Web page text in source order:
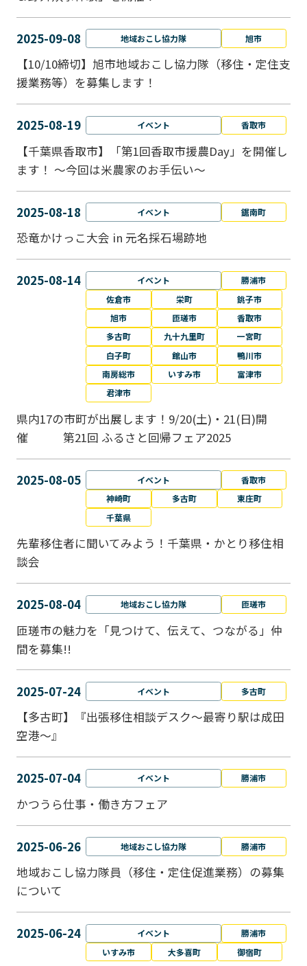
2025-09-08 地域おこし協力隊 旭市
【10/10締切】旭市地域おこし協力隊（移住・定住支
援業務等）を募集します！
2025-08-19 イベント 香取市
【千葉県香取市】「第1回香取市援農Day」を開催し
ます！ ～今回は米農家のお手伝い～
2025-08-18 イベント 鋸南町
恐竜かけっこ大会 in 元名採石場跡地
2025-08-14 イベント
勝浦市
佐倉市
栄町
銚子市
旭市
匝瑳市
香取市
多古町
九十九里町
一宮町
白子町
館山市
鴨川市
南房総市
いすみ市
富津市
君津市
県内17の市町が出展します！9/20(土)・21(日)開
催 第21回 ふるさと回帰フェア2025
2025-08-05 イベント
香取市
神崎町
多古町
東庄町
千葉県
先輩移住者に聞いてみよう！千葉県・かとり移住相
談会
2025-08-04 地域おこし協力隊 匝瑳市
匝瑳市の魅力を「見つけて、伝えて、つながる」仲
間を募集!!
2025-07-24 イベント 多古町
【多古町】『出張移住相談デスク～最寄り駅は成田
空港～』
2025-07-04 イベント 勝浦市
かつうら仕事・働き方フェア
2025-06-26 地域おこし協力隊 勝浦市
地域おこし協力隊員（移住・定住促進業務）の募集
について
2025-06-24 イベント
勝浦市
いすみ市
大多喜町 御宿町